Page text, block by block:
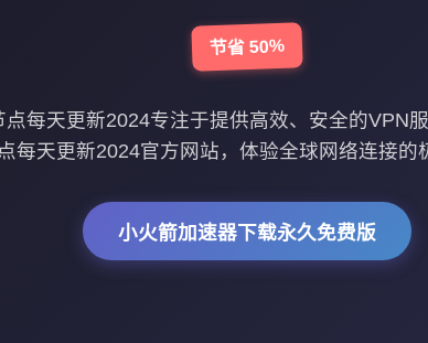
节省 50%
每天更新2024专注于提供高效、安全的VPN
每天更新2024官方网站，体验全球网络连接的
小火箭加速器下载永久免费版